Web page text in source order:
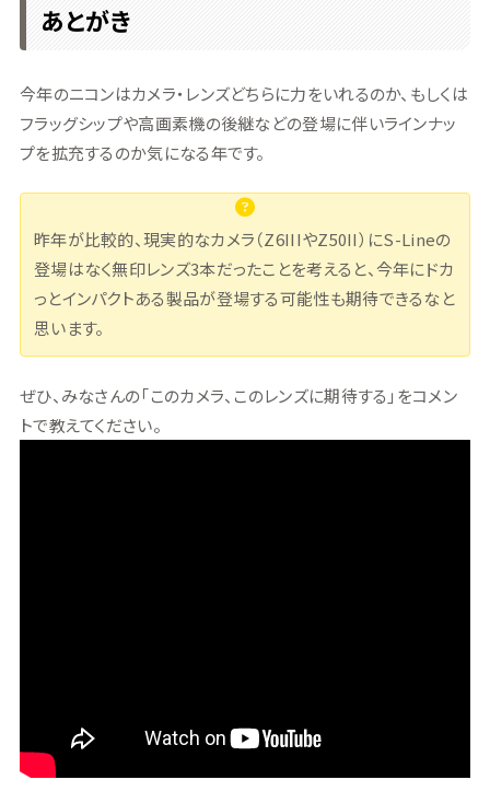
あとがき
今年のニコンはカメラ・レンズどちらに力をいれるのか、もしくは
フラッグシップや高画素機の後継などの登場に伴いラインナッ
プを拡充するのか気になる年です。
昨年が比較的、現実的なカメラ（Z6IIIやZ50II）にS-Lineの
登場はなく無印レンズ3本だったことを考えると、今年にドカ
っとインパクトある製品が登場する可能性も期待できるなと
思います。
ぜひ、みなさんの「このカメラ、このレンズに期待する」をコメン
トで教えてください。